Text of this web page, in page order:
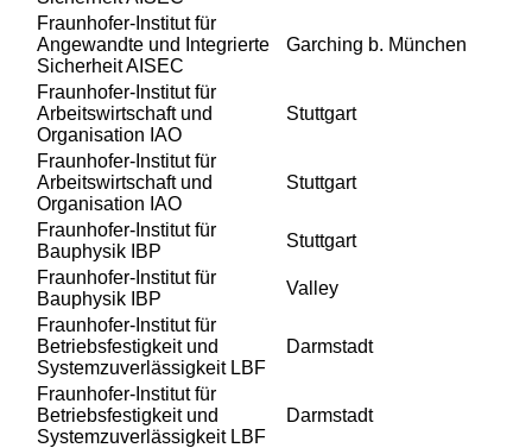
Fraunhofer-Institut für
Angewandte und Integrierte
Sicherheit AISEC
Garching b. München
Fraunhofer-Institut für
Arbeitswirtschaft und
Organisation IAO
Stuttgart
Fraunhofer-Institut für
Arbeitswirtschaft und
Organisation IAO
Stuttgart
Fraunhofer-Institut für
Bauphysik IBP
Stuttgart
Fraunhofer-Institut für
Bauphysik IBP
Valley
Fraunhofer-Institut für
Betriebsfestigkeit und
Systemzuverlässigkeit LBF
Darmstadt
Fraunhofer-Institut für
Betriebsfestigkeit und
Systemzuverlässigkeit LBF
Darmstadt